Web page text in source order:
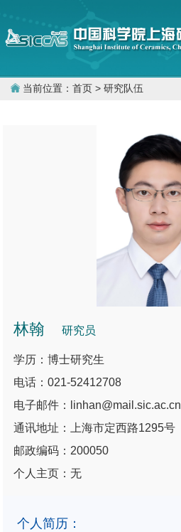
当前位置： 首页 > 研究队伍
林翰 研究员
学历：博士研究生
电话：021-52412708
电子邮件：linhan@mail.sic.ac.cn
通讯地址：上海市定西路1295号
邮政编码：200050
个人主页：无
个人简历：